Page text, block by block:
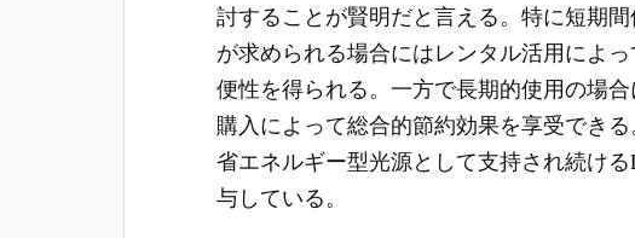
討することが賢明だと言える。特に短期
が求められる場合にはレンタル活用によ
便性を得られる。一方で長期的使用の場
購入によって総合的節約効果を享受でき
省エネルギー型光源として支持され続け
与している。